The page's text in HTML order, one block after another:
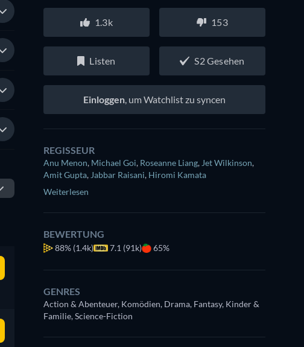
1.3k 153
Listen S2 Gesehen
Einloggen, um Watchlist zu syncen
REGISSEUR
Anu Menon, Michael Goi, Roseanne Liang, Jet Wilkinson,
Amit Gupta, Jabbar Raisani, Hiromi Kamata
Weiterlesen
BEWERTUNG
88% (1.4k) 7.1 (91k) 65%
GENRES
Action & Abenteuer, Komödien, Drama, Fantasy, Kinder &
Familie, Science-Fiction